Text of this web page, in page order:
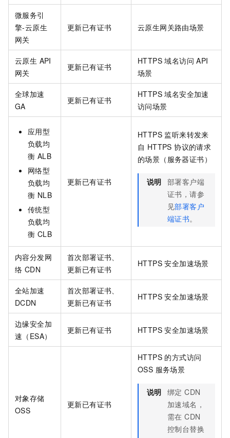
微服务引
擎-云原生
网关
更新已有证书 云原生网关路由场景
云原生 API
网关
更新已有证书
HTTPS 域名访问 API
场景
全球加速
GA
更新已有证书
HTTPS 域名安全加速
访问场景
应用型
负载均
衡 ALB
网络型
负载均
衡 NLB
传统型
负载均
衡 CLB
更新已有证书
HTTPS 监听来转发来
自 HTTPS 协议的请求
的场景（服务器证书）
说明 部署客户端
证书，请参
见部署客户
端证书。
内容分发网
络 CDN
首次部署证书、
更新已有证书
HTTPS 安全加速场景
全站加速
DCDN
首次部署证书、
更新已有证书
HTTPS 安全加速场景
边缘安全加
速（ESA）
更新已有证书 HTTPS 安全加速场景
对象存储
OSS
更新已有证书
HTTPS 的方式访问
OSS 服务场景
说明 绑定 CDN
加速域名，
需在 CDN
控制台替换